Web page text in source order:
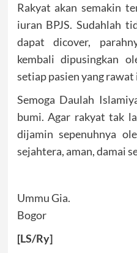
Rakyat akan semakin
iuran BPJS. Sudahlah
dapat dicover,
kembali dipusingkan
setiap pasien yang rawat
Semoga Daulah
bumi. Agar rakyat tak
dijamin sepenuhnya
sejahtera, aman, damai
Ummu Gia.
Bogor
[LS/Ry]